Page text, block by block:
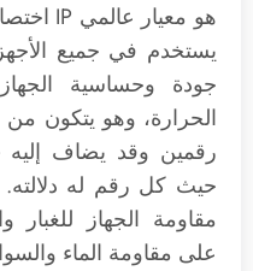
يستخدم في جميع
جودة وحساسية
الحرارة، وهو يتكون
رقمين وقد يضاف إليه
حيث كل رقم له
مقاومة الجهاز للغبار
على مقاومة الماء